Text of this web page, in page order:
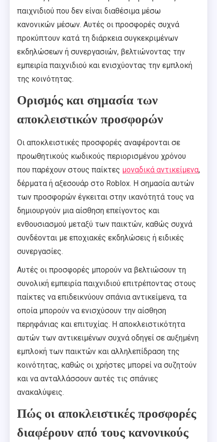
παιχνιδιού που δεν είναι διαθέσιμα μέσω
κανονικών μέσων. Αυτές οι προσφορές συχνά
προκύπτουν κατά τη διάρκεια συγκεκριμένων
εκδηλώσεων ή συνεργασιών, βελτιώνοντας την
εμπειρία παιχνιδιού και ενισχύοντας την εμπλοκή
της κοινότητας.
Ορισμός και σημασία των
αποκλειστικών προσφορών
Οι αποκλειστικές προσφορές αναφέρονται σε
προωθητικούς κωδικούς περιορισμένου χρόνου
που παρέχουν στους παίκτες μοναδικά αντικείμενα,
δέρματα ή αξεσουάρ στο Roblox. Η σημασία αυτών
των προσφορών έγκειται στην ικανότητά τους να
δημιουργούν μια αίσθηση επείγοντος και
ενθουσιασμού μεταξύ των παικτών, καθώς συχνά
συνδέονται με εποχιακές εκδηλώσεις ή ειδικές
συνεργασίες.
Αυτές οι προσφορές μπορούν να βελτιώσουν τη
συνολική εμπειρία παιχνιδιού επιτρέποντας στους
παίκτες να επιδεικνύουν σπάνια αντικείμενα, τα
οποία μπορούν να ενισχύσουν την αίσθηση
περηφάνιας και επιτυχίας. Η αποκλειστικότητα
αυτών των αντικειμένων συχνά οδηγεί σε αυξημένη
εμπλοκή των παικτών και αλληλεπίδραση της
κοινότητας, καθώς οι χρήστες μπορεί να συζητούν
και να ανταλλάσσουν αυτές τις σπάνιες
ανακαλύψεις.
Πώς οι αποκλειστικές προσφορές
διαφέρουν από τους κανονικούς